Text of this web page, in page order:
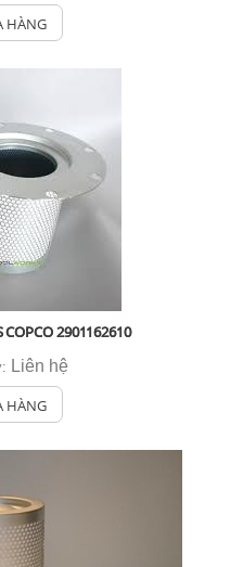
HÀNG
COPCO 2901162610
Liên hệ
HÀNG